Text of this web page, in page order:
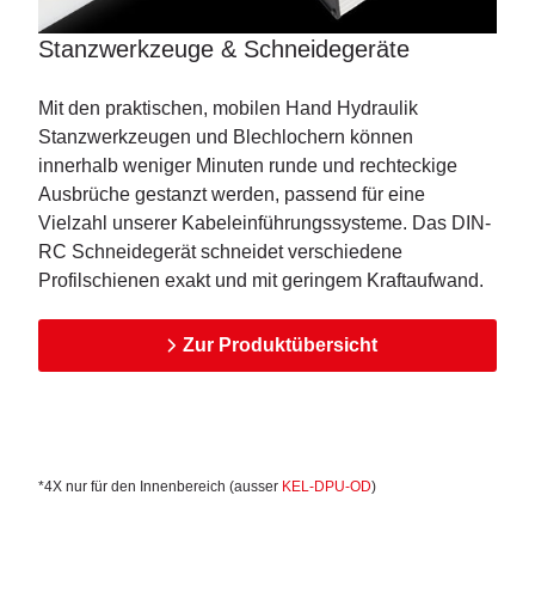
Stanzwerkzeuge & Schneidegeräte
Mit den praktischen, mobilen Hand Hydraulik
Stanzwerkzeugen und Blechlochern können
innerhalb weniger Minuten runde und rechteckige
Ausbrüche gestanzt werden, passend für eine
Vielzahl unserer Kabeleinführungssysteme. Das DIN-
RC Schneidegerät schneidet verschiedene
Profilschienen exakt und mit geringem Kraftaufwand.
Zur Produktübersicht
*4X nur für den Innenbereich (ausser KEL-DPU-OD)